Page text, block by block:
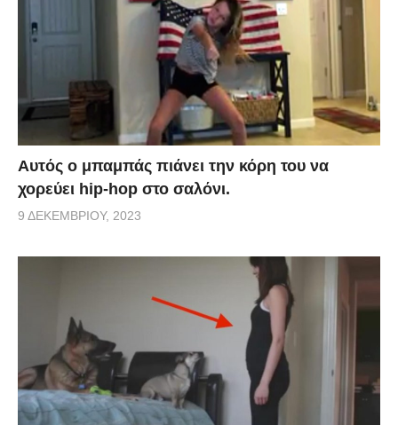
Αυτός ο μπαμπάς πιάνει την κόρη του να
χορεύει hip-hop στο σαλόνι.
9 ΔΕΚΕΜΒΡΊΟΥ, 2023